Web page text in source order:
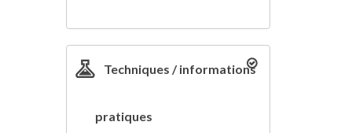
Techniques / informations
pratiques